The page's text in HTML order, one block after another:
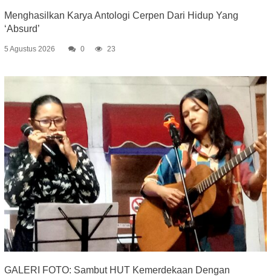
Menghasilkan Karya Antologi Cerpen Dari Hidup Yang
‘Absurd’
5 Agustus 2026 0 23
GALERI FOTO: Sambut HUT Kemerdekaan Dengan